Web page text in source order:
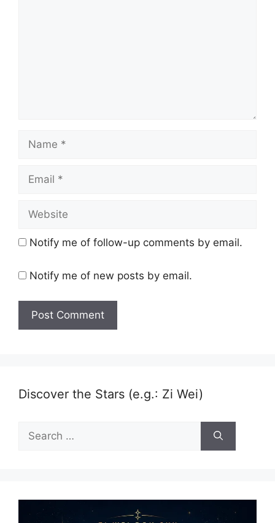
Name
Email
Website
Notify me of follow-up comments by email.
Notify me of new posts by email.
Discover the Stars (e.g.: Zi Wei)
Search
for: